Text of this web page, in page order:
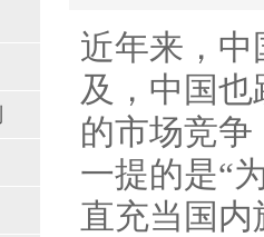
近年来，
及，中国
的市场竞
一提的是“
直充当国